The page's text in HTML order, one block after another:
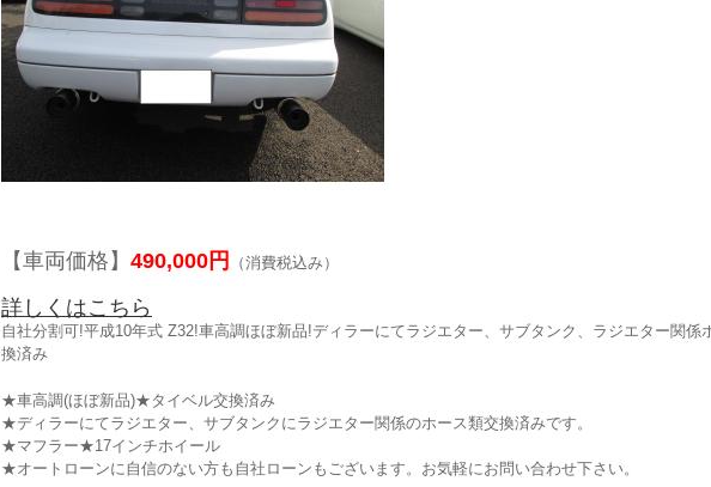
【車両価格】 490,000円 （消費税込み）
詳しくはこちら
自社分割可!平成10年式 Z32!車高調ほぼ新品!ディラーにてラジエター、サブタンク、ラジエター関係
換済み
★車高調(ほぼ新品)★タイベル交換済み
★ディラーにてラジエター、サブタンクにラジエター関係のホース類交換済みです。
★マフラー★17インチホイール
★オートローンに自信のない方も自社ローンもございます。お気軽にお問い合わせ下さい。